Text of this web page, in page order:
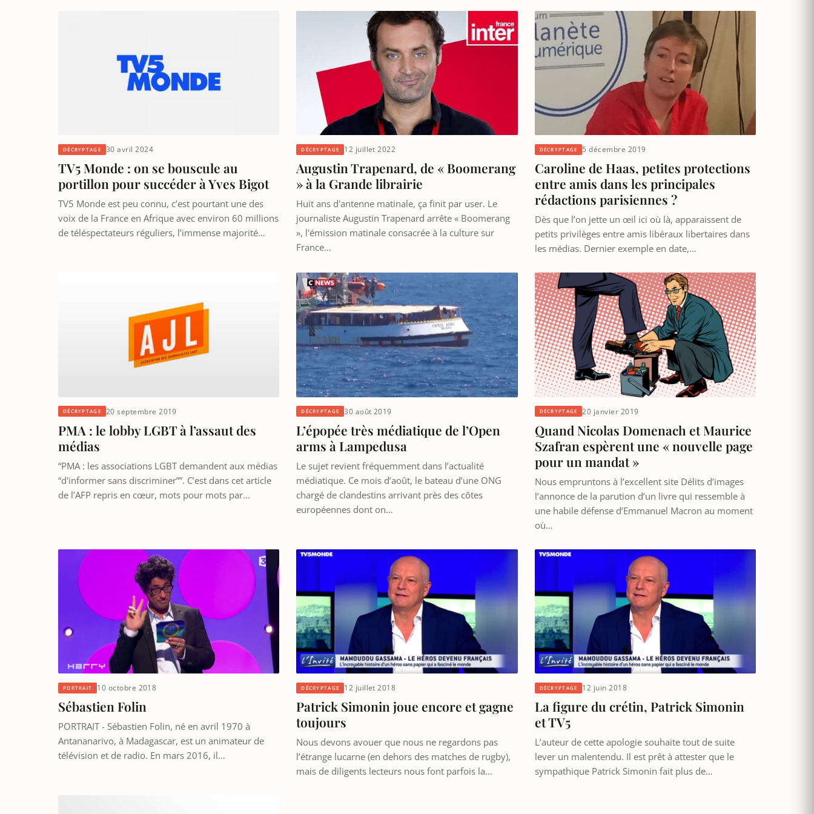
DÉCRYPTAGE 30 avril 2024
TV5 Monde : on se bouscule au
portillon pour succéder à Yves Bigot
TV5 Monde est peu connu, c’est pourtant une des
voix de la France en Afrique avec environ 60 millions
de téléspectateurs réguliers, l’immense majorité…
DÉCRYPTAGE 12 juillet 2022
Augustin Trapenard, de « Boomerang
» à la Grande librairie
Huit ans d'antenne matinale, ça finit par user. Le
journaliste Augustin Trapenard arrête « Boomerang
», l'émission matinale consacrée à la culture sur
France…
DÉCRYPTAGE 5 décembre 2019
Caroline de Haas, petites protections
entre amis dans les principales
rédactions parisiennes ?
Dès que l’on jette un œil ici où là, apparaissent de
petits privilèges entre amis libéraux libertaires dans
les médias. Dernier exemple en date,…
DÉCRYPTAGE 20 septembre 2019
PMA : le lobby LGBT à l’assaut des
médias
“PMA : les associations LGBT demandent aux médias
“d'informer sans discriminer””. C’est dans cet article
de l’AFP repris en cœur, mots pour mots par…
DÉCRYPTAGE 30 août 2019
L’épopée très médiatique de l’Open
arms à Lampedusa
Le sujet revient fréquemment dans l’actualité
médiatique. Ce mois d’août, le bateau d’une ONG
chargé de clandestins arrivant près des côtes
européennes dont on…
DÉCRYPTAGE 20 janvier 2019
Quand Nicolas Domenach et Maurice
Szafran espèrent une « nouvelle page
pour un mandat »
Nous empruntons à l’excellent site Délits d’images
l’annonce de la parution d’un livre qui ressemble à
une habile défense d’Emmanuel Macron au moment
où…
PORTRAIT 10 octobre 2018
Sébastien Folin
PORTRAIT - Sébastien Folin, né en avril 1970 à
Antananarivo, à Madagascar, est un animateur de
télévision et de radio. En mars 2016, il…
DÉCRYPTAGE 12 juillet 2018
Patrick Simonin joue encore et gagne
toujours
Nous devons avouer que nous ne regardons pas
l’étrange lucarne (en dehors des matches de rugby),
mais de diligents lecteurs nous font parfois la…
DÉCRYPTAGE 12 juin 2018
La figure du crétin, Patrick Simonin
et TV5
L’auteur de cette apologie souhaite tout de suite
lever un malentendu. Il est prêt à attester que le
sympathique Patrick Simonin fait plus de…